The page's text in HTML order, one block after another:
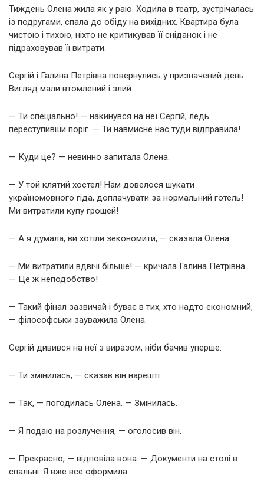
Тиждень Олена жила як у раю. Ходила в театр, зустрічалась
із подругами, спала до обіду на вихідних. Квартира була
чистою і тихою, ніхто не критикував її сніданок і не
підраховував її витрати.
Сергій і Галина Петрівна повернулись у призначений день.
Вигляд мали втомлений і злий.
— Ти спеціально! — накинувся на неї Сергій, ледь
переступивши поріг. — Ти навмисне нас туди відправила!
— Куди це? — невинно запитала Олена.
— У той клятий хостел! Нам довелося шукати
україномовного гіда, доплачувати за нормальний готель!
Ми витратили купу грошей!
— А я думала, ви хотіли зекономити, — сказала Олена.
— Ми витратили вдвічі більше! — кричала Галина Петрівна.
— Це ж неподобство!
— Такий фінал зазвичай і буває в тих, хто надто економний,
— філософськи зауважила Олена.
Сергій дивився на неї з виразом, ніби бачив уперше.
— Ти змінилась, — сказав він нарешті.
— Так, — погодилась Олена. — Змінилась.
— Я подаю на розлучення, — оголосив він.
— Прекрасно, — відповіла вона. — Документи на столі в
спальні. Я вже все оформила.